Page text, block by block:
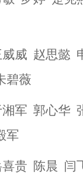
威威 赵思懿
碧薇
军 郭心华
军
贵 陈晨 闫